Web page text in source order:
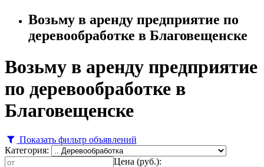
Возьму в аренду предприятие по
деревообработке в Благовещенске
Возьму в аренду предприятие
по деревообработке в
Благовещенске
Показать фильтр объявлений
Категория:
Цена (руб.):